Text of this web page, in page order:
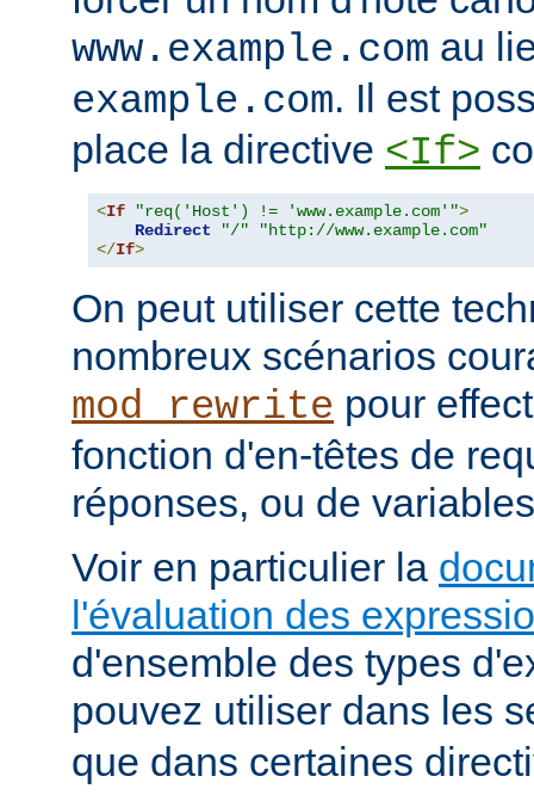
www.example.com au
example.com. Il est
place la directive <If>
<If "req('Host') != 'www.example.com'">
Redirect
"/"
"http://www.example.com"
</If>
On peut utiliser cette
nombreux scénarios
mod_rewrite pour
fonction d'en-têtes de
réponses, ou de
Voir en particulier la
l'évaluation des
d'ensemble des types
pouvez utiliser dans les
que dans certaines